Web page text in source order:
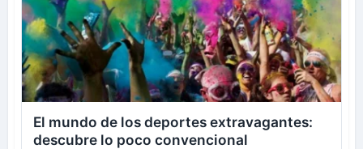
El mundo de los deportes extravagantes:
descubre lo poco convencional